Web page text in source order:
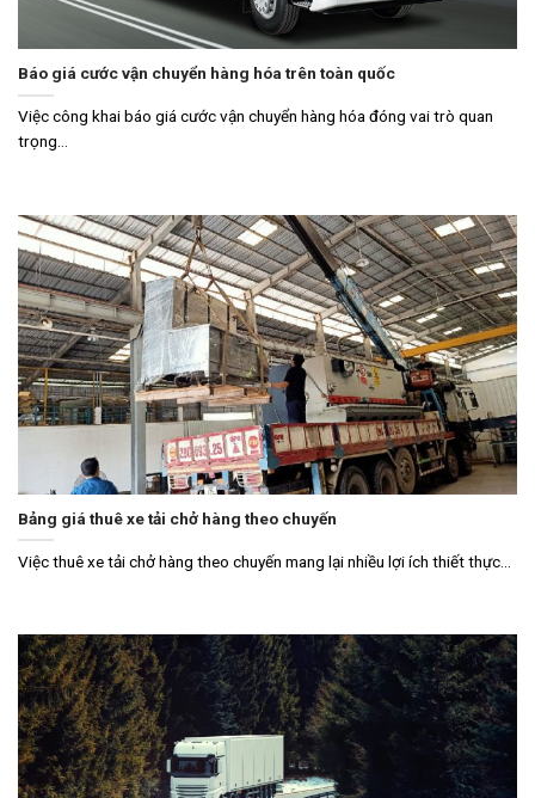
Báo giá cước vận chuyển hàng hóa trên toàn quốc
Việc công khai báo giá cước vận chuyển hàng hóa đóng vai trò quan
trọng...
Bảng giá thuê xe tải chở hàng theo chuyến
Việc thuê xe tải chở hàng theo chuyến mang lại nhiều lợi ích thiết thực...